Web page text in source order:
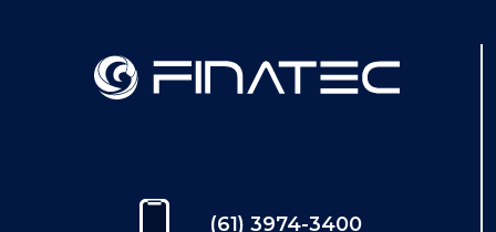
(61) 3974-3400